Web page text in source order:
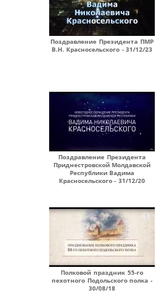
Поздравление Президента ПМР
В.Н. Красносельского - 31/12/23
Поздравление Президента
Приднестровской Молдавской
Республики Вадима
Красносельского - 31/12/20
Полковой праздник 55-го
пехотного Подольского полка -
30/08/18